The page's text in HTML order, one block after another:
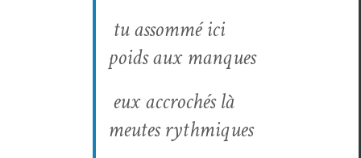
tu assom­mé ici
poids aux manques
eux accrochés là
meutes rythmiques